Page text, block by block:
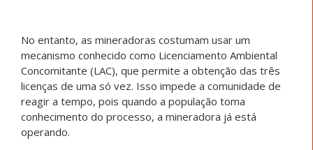
No entanto, as mineradoras costumam usar um
mecanismo conhecido como Licenciamento Ambiental
Concomitante (LAC), que permite a obtenção das três
licenças de uma só vez. Isso impede a comunidade de
reagir a tempo, pois quando a população toma
conhecimento do processo, a mineradora já está
operando.